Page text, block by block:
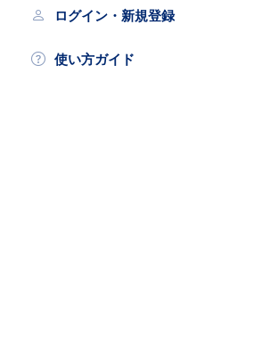
ログイン・新規登録
使い方ガイド